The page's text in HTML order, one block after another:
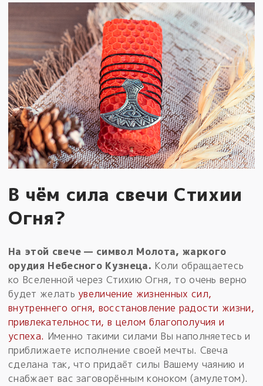
В чём сила свечи Стихии
Огня?
На этой свече — символ Молота, жаркого
орудия Небесного Кузнеца. Коли обращаетесь
ко Вселенной через Стихию Огня, то очень верно
будет желать увеличение жизненных сил,
внутреннего огня, восстановление радости жизни,
привлекательности, в целом благополучия и
успеха. Именно такими силами Вы наполняетесь и
приближаете исполнение своей мечты. Свеча
сделана так, что придаёт силы Вашему чаянию и
снабжает вас заговорённым коноком (амулетом).